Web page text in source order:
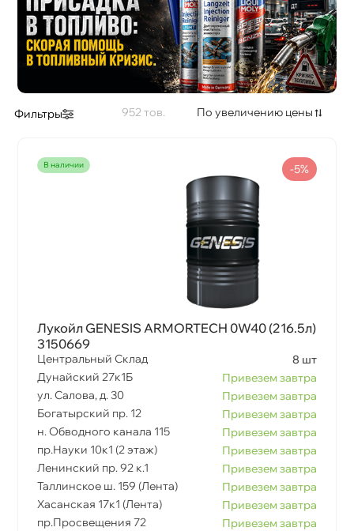
Фильтры 952 По увеличению цены
наличии
Лукойл GENESIS ARMORTECH 0W40 (216.5л)
3150669
Центральный Склад
8 шт
Дунайский 27к1Б
Привезем завтра
ул. Салова, д. 30
Привезем завтра
Богатырский пр. 12
Привезем завтра
н. Обводного канала 115
Привезем завтра
пр.Науки 10к1 (2 этаж)
Привезем завтра
Ленинский пр. 92 к.1
Привезем завтра
Таллинское ш. 159 (Лента)
Привезем завтра
Хасанская 17к1 (Лента)
Привезем завтра
пр.Просвещения 72
Привезем завтра
-5%